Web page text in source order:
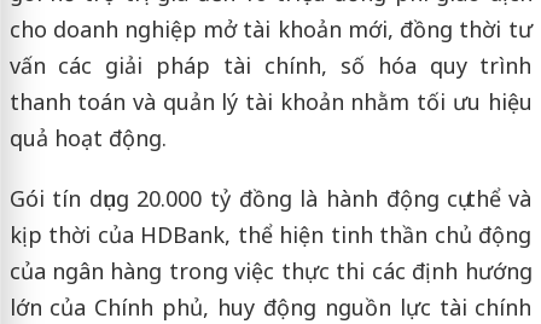
cho doanh nghiệp mở tài khoản mới, đồng thời tư
vấn các giải pháp tài chính, số hóa quy trình
thanh toán và quản lý tài khoản nhằm tối ưu hiệu
quả hoạt động.
Gói tín dụng 20.000 tỷ đồng là hành động cụ thể và
kịp thời của HDBank, thể hiện tinh thần chủ động
của ngân hàng trong việc thực thi các định hướng
lớn của Chính phủ, huy động nguồn lực tài chính